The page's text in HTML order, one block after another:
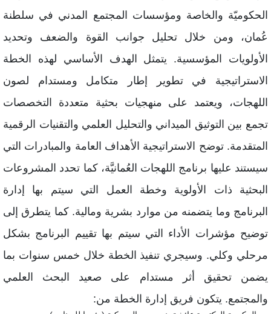
والخاصة ومؤسسات المجتمع المدني في سلطنة
ومن خلال تحليل جوانب القوة والضعف وتحديد
المؤسسية. يتمثل الهدف الأساسي لهذه الخطة
في تطوير إطار متكامل ومستدام لصون
ويعتمد على منهجيات بحثية متعددة التخصصات
بين التوثيق الميداني والتحليل العلمي والتقنيات الرقمية
توضح الاستراتيجية الأهداف العامة والمبادرات التي
عليها برنامج اللهجات العُمانيَّة، كما تحدد المشروعات
ذات الأولوية وخطة العمل التي سيتم بها إدارة
وما يتضمنه من موارد بشرية ومالية. كما يتطرق إلى
مؤشرات الأداء التي سيتم بها تقييم البرنامج بشكل
وكلي. وسيجري تنفيذ الخطة خلال خمس سنوات بما
تحقيق أثر مستدام على صعيد البحث العلمي
يتكون فريق إدارة الخطة من: